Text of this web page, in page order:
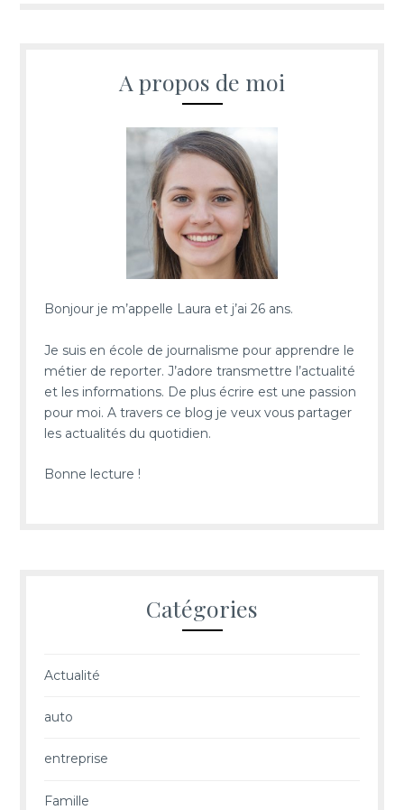
A propos de moi
Bonjour je m’appelle Laura et j’ai 26 ans.
Je suis en école de journalisme pour apprendre le
métier de reporter. J’adore transmettre l’actualité
et les informations. De plus écrire est une passion
pour moi. A travers ce blog je veux vous partager
les actualités du quotidien.
Bonne lecture !
Catégories
Actualité
auto
entreprise
Famille